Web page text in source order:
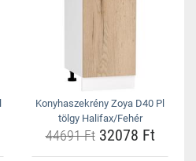
Konyhaszekrény Zoya D40 Pl
tölgy Halifax/Fehér
44691 Ft32078 Ft